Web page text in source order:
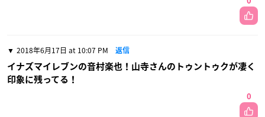
2018年6月17日 at 10:07 PM 返信
イナズマイレブンの音村楽也！山寺さんのトゥントゥクが凄く
印象に残ってる！
0